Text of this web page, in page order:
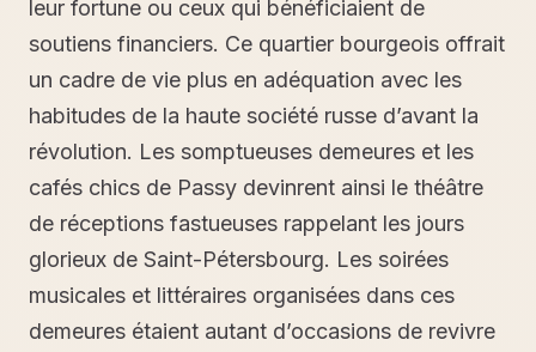
leur fortune ou ceux qui bénéficiaient de
soutiens financiers. Ce quartier bourgeois offrait
un cadre de vie plus en adéquation avec les
habitudes de la haute société russe d’avant la
révolution. Les somptueuses demeures et les
cafés chics de Passy devinrent ainsi le théâtre
de réceptions fastueuses rappelant les jours
glorieux de Saint-Pétersbourg. Les soirées
musicales et littéraires organisées dans ces
demeures étaient autant d’occasions de revivre